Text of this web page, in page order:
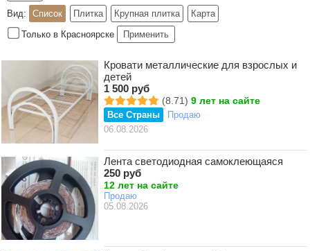
Вид:
Список Плитка Крупная плитка
Карта
Только в Красноярске
Применить
Кровати металлические для взрослых и
детей
1 500 руб
(8.71) 9 лет на сайте
Все Страны
Продаю
06.08.2026
Лента светодиодная самоклеющаяся
250 руб
12 лет на сайте
Продаю
05.08.2026